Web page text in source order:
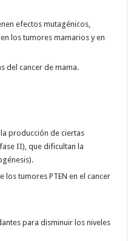
efectos mutagénicos,
los tumores mamarios y en
del cancer de mama.
producción de ciertas
II), que dificultan la
los tumores PTEN en el cancer
para disminuir los niveles